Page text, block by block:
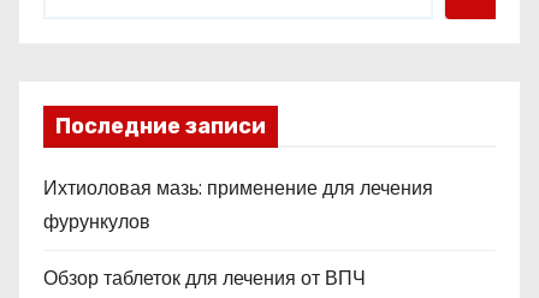
Последние записи
Ихтиоловая мазь: применение для лечения
фурункулов
Обзор таблеток для лечения от ВПЧ